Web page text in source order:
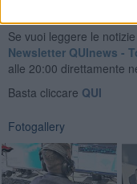
Se vuoi leggere le
Newsletter QUInews -
alle 20:00 direttamente
Basta cliccare QUI
Fotogallery